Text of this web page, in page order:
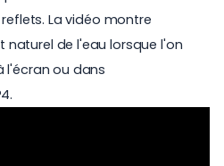
La vidéo montre
de l'eau lorsque l'on
l'écran ou dans